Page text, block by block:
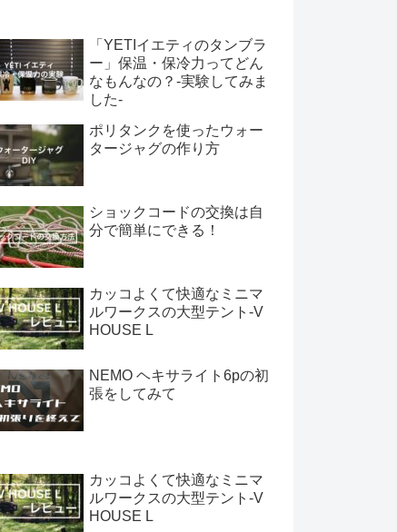
「YETIイエティのタンブラ
ー」保温・保冷力ってどん
なもんなの？-実験してみま
した-
ポリタンクを使ったウォー
タージャグの作り方
ショックコードの交換は自
分で簡単にできる！
カッコよくて快適なミニマ
ルワークスの大型テント-V
HOUSE L
NEMO ヘキサライト6pの初
張をしてみて
カッコよくて快適なミニマ
ルワークスの大型テント-V
HOUSE L